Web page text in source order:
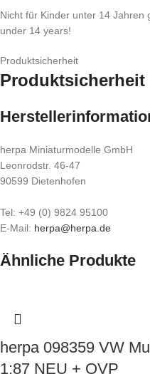
Nicht für Kinder unter 14 Jahren
under 14 years!
Produktsicherheit
Produktsicherheit
herpa Miniaturmodelle GmbH
Leonrodstr. 46-47
90599 Dietenhofen
Tel: +49 (0) 9824 95100
E-Mail: herpa@herpa.de
Ähnliche Produkte
herpa 098359 VW
1:87 NEU + OVP